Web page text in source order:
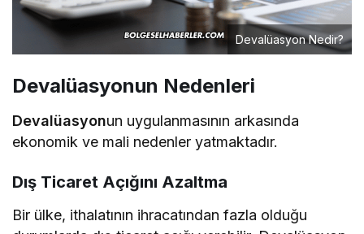
Devalüasyon Nedir?
Devalüasyonun Nedenleri
Devalüasyonun uygulanmasının arkasında
ekonomik ve mali nedenler yatmaktadır.
Dış Ticaret Açığını Azaltma
Bir ülke, ithalatının ihracatından fazla olduğu